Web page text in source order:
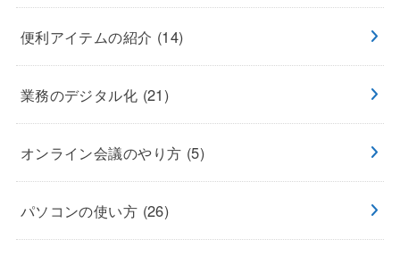
便利アイテムの紹介 (14)
業務のデジタル化 (21)
オンライン会議のやり方 (5)
パソコンの使い方 (26)